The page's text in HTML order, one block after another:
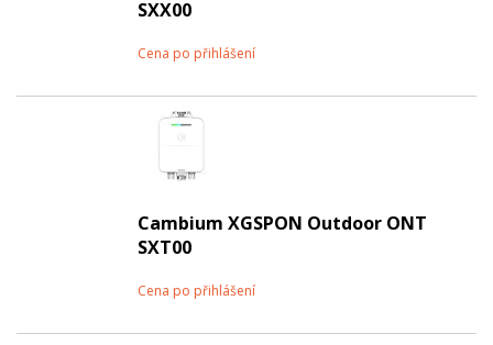
SXX00
Cena po přihlášení
Cambium XGSPON Outdoor ONT
SXT00
Cena po přihlášení